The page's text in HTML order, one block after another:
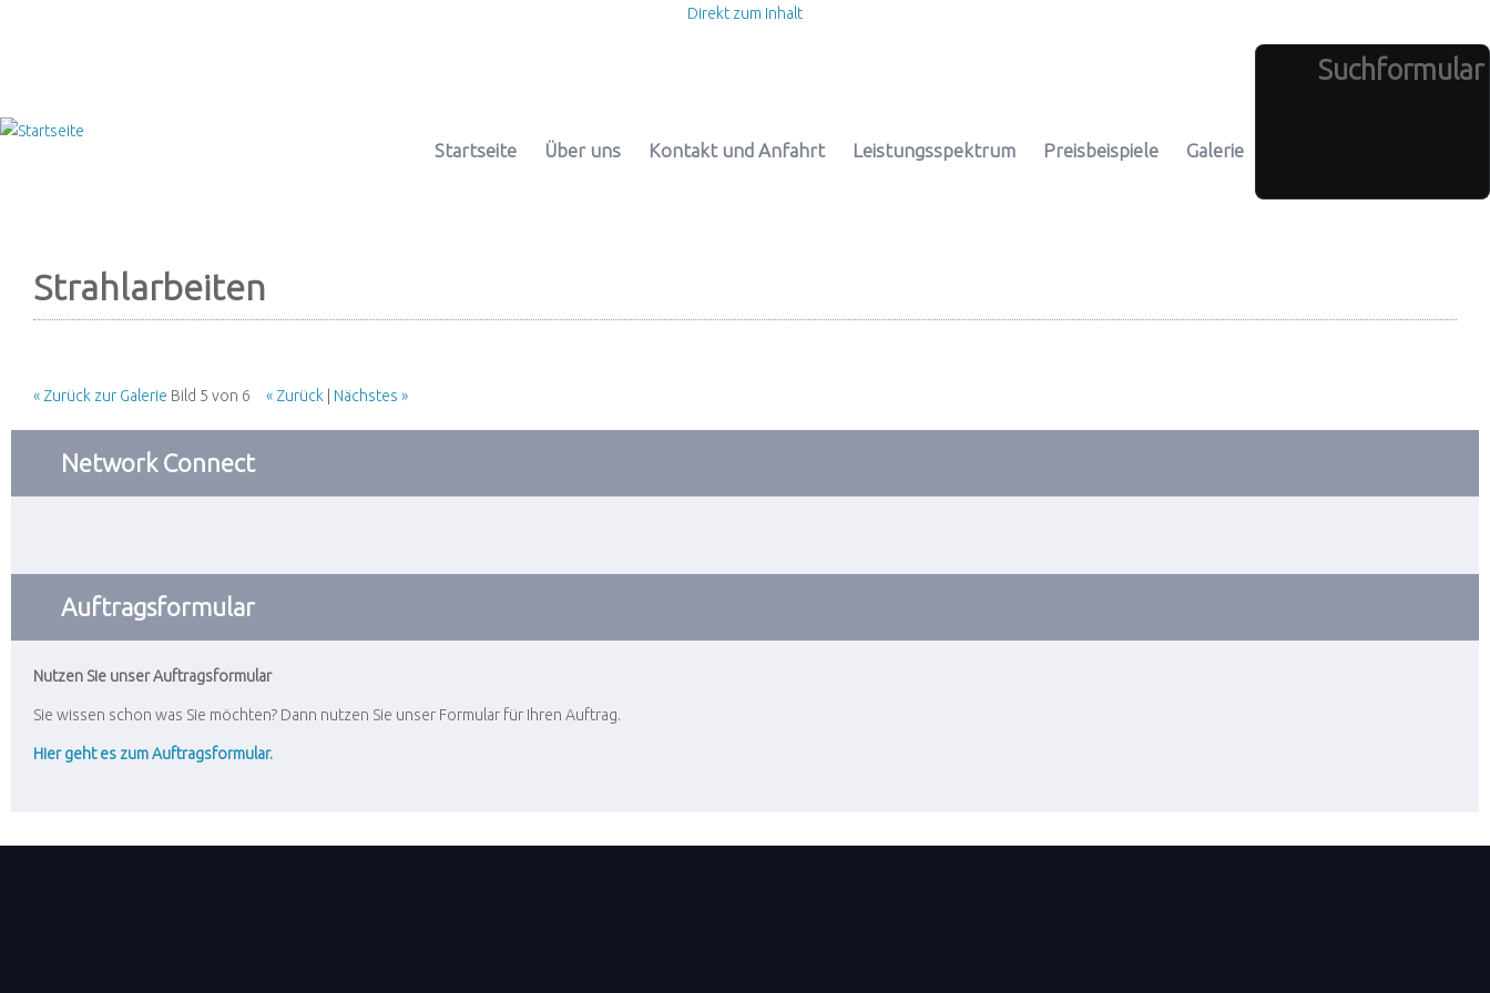
Direkt zum Inhalt
Suchformular
Startseite Über uns Kontakt und Anfahrt Leistungsspektrum Preisbeispiele Galerie
Strahlarbeiten
« Zurück zur Galerie Bild 5 von 6 « Zurück Nächstes »
Network Connect
Auftragsformular
Nutzen Sie unser Auftragsformular
Sie wissen schon was Sie möchten? Dann nutzen Sie unser Formular für Ihren Auftrag.
Hier geht es zum Auftragsformular.